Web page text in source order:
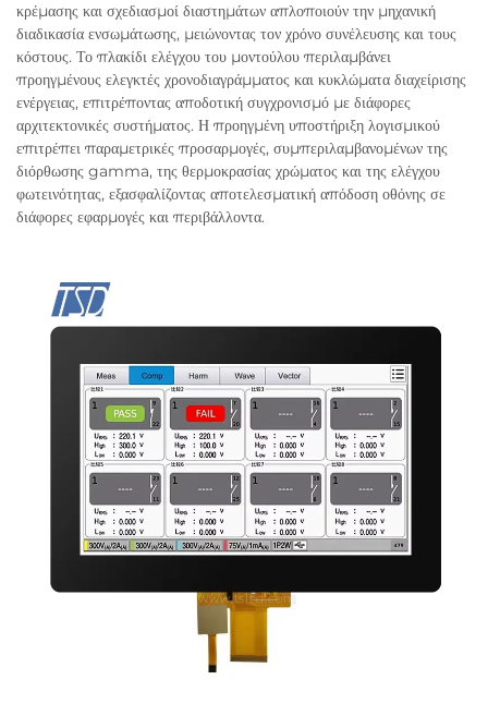
κρέμασης και σχεδιασμοί διαστημάτων απλοποιούν την μηχανική
διαδικασία ενσωμάτωσης, μειώνοντας τον χρόνο συνέλευσης και τους
κόστους. Το πλακίδι ελέγχου του μοντούλου περιλαμβάνει
προηγμένους ελεγκτές χρονοδιαγράμματος και κυκλώματα διαχείρισης
ενέργειας, επιτρέποντας αποδοτική συγχρονισμό με διάφορες
αρχιτεκτονικές συστήματος. Η προηγμένη υποστήριξη λογισμικού
επιτρέπει παραμετρικές προσαρμογές, συμπεριλαμβανομένων της
διόρθωσης gamma, της θερμοκρασίας χρώματος και της ελέγχου
φωτεινότητας, εξασφαλίζοντας αποτελεσματική απόδοση οθόνης σε
διάφορες εφαρμογές και περιβάλλοντα.